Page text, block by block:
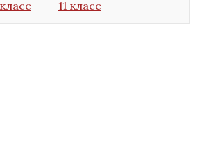
11 класс